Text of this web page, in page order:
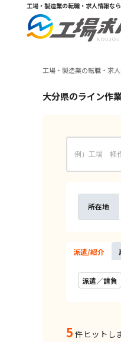
工場・製造業の転職・求人情報な
工場・製造業の転職・求
大分県のライン作
所在地
派遣/紹介
派遣／請負
5 件ヒットし